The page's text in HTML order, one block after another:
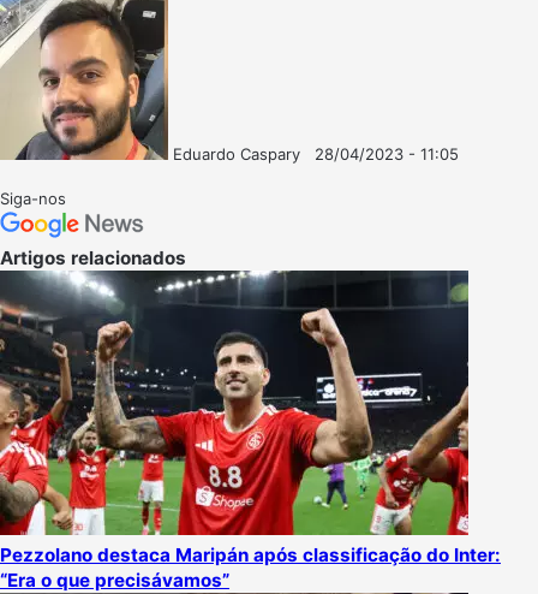
Eduardo Caspary
28/04/2023 - 11:05
Siga-nos
Artigos relacionados
Pezzolano destaca Maripán após classificação do Inter:
“Era o que precisávamos”